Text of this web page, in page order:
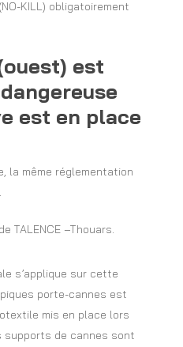
KILL) obligatoirement
est
est en place
la même réglementation
TALENCE –Thouars.
s’applique sur cette
piques porte-cannes est
mis en place lors
supports de cannes sont